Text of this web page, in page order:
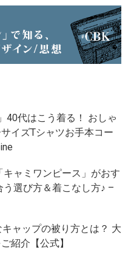
40代はこう着る！ おしゃ
イズTシャツお手本コー
ャミワンピース」がおす
選び方＆着こなし方♪ –
ャップの被り方とは？ 大
紹介【公式】